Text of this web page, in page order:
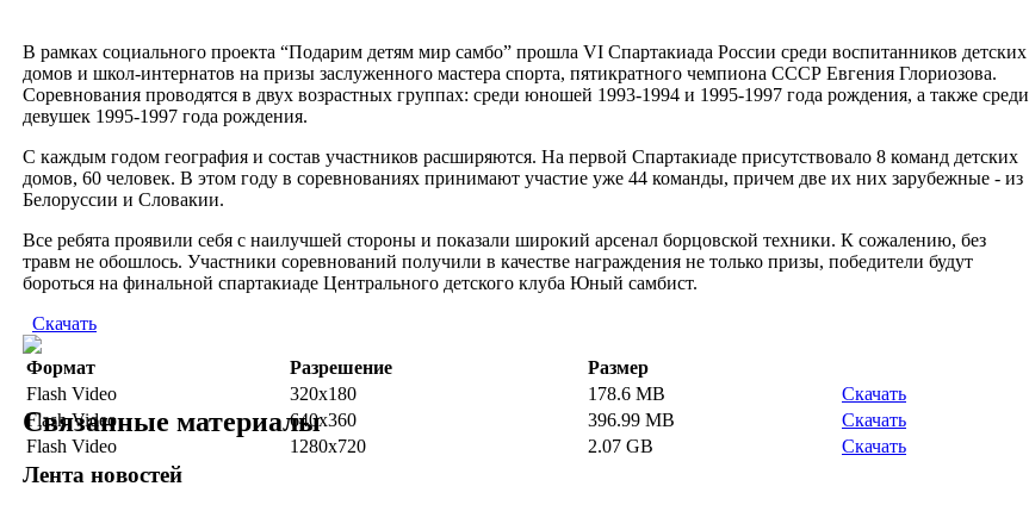
В рамках социального проекта “Подарим детям мир самбо” прошла VI Спартакиада России среди воспитанников детских
домов и школ-интернатов на призы заслуженного мастера спорта, пятикратного чемпиона СССР Евгения Глориозова.
Соревнования проводятся в двух возрастных группах: среди юношей 1993-1994 и 1995-1997 года рождения, а также среди
девушек 1995-1997 года рождения.
С каждым годом география и состав участников расширяются. На первой Спартакиаде присутствовало 8 команд детских
домов, 60 человек. В этом году в соревнованиях принимают участие уже 44 команды, причем две их них зарубежные - из
Белоруссии и Словакии.
Все ребята проявили себя с наилучшей стороны и показали широкий арсенал борцовской техники. К сожалению, без
травм не обошлось. Участники соревнований получили в качестве награждения не только призы, победители будут
бороться на финальной спартакиаде Центрального детского клуба Юный самбист.
Скачать
Формат Разрешение
Размер
Flash Video
320x180 178.6 MB
Скачать
Flash Video
640x360 396.99 MB
Скачать
Flash Video
1280x720 2.07 GB Скачать
Связанные материалы
Лента новостей